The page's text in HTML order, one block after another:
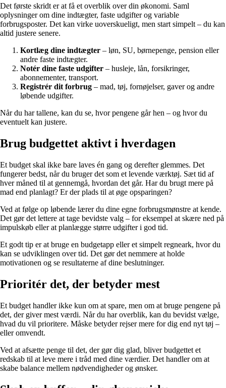
Det første skridt er at få et overblik over din økonomi. Saml
oplysninger om dine indtægter, faste udgifter og variable
forbrugsposter. Det kan virke uoverskueligt, men start simpelt – du kan
altid justere senere.
Kortlæg dine indtægter – løn, SU, børnepenge, pension eller
andre faste indtægter.
Notér dine faste udgifter – husleje, lån, forsikringer,
abonnementer, transport.
Registrér dit forbrug – mad, tøj, fornøjelser, gaver og andre
løbende udgifter.
Når du har tallene, kan du se, hvor pengene går hen – og hvor du
eventuelt kan justere.
Brug budgettet aktivt i hverdagen
Et budget skal ikke bare laves én gang og derefter glemmes. Det
fungerer bedst, når du bruger det som et levende værktøj. Sæt tid af
hver måned til at gennemgå, hvordan det går. Har du brugt mere på
mad end planlagt? Er der plads til at øge opsparingen?
Ved at følge op løbende lærer du dine egne forbrugsmønstre at kende.
Det gør det lettere at tage bevidste valg – for eksempel at skære ned på
impulskøb eller at planlægge større udgifter i god tid.
Et godt tip er at bruge en budgetapp eller et simpelt regneark, hvor du
kan se udviklingen over tid. Det gør det nemmere at holde
motivationen og se resultaterne af dine beslutninger.
Prioritér det, der betyder mest
Et budget handler ikke kun om at spare, men om at bruge pengene på
det, der giver mest værdi. Når du har overblik, kan du bevidst vælge,
hvad du vil prioritere. Måske betyder rejser mere for dig end nyt tøj –
eller omvendt.
Ved at afsætte penge til det, der gør dig glad, bliver budgettet et
redskab til at leve mere i tråd med dine værdier. Det handler om at
skabe balance mellem nødvendigheder og ønsker.